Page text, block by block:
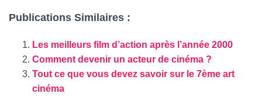
Publications Similaires :
Les meilleurs film d’action après l’année 2000
Comment devenir un acteur de cinéma ?
Tout ce que vous devez savoir sur le 7ème art
cinéma